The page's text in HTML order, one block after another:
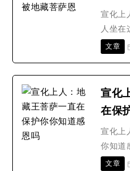
不了解
式，也
宣化上
人坐在
下地狱
子逃得
人世间
比在地
文章
宣化
在保
宣化上
你知道
这么少
文章